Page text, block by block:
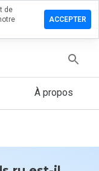
À propos
de
ACCEPTER